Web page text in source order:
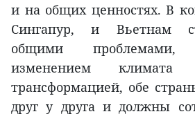
и на общих ценностях. В
Сингапур, и Вьетнам
общими
изменением
трансформацией, обе
друг у друга и должны